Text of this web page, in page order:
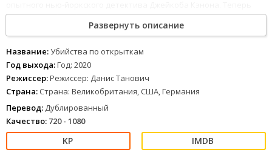
его цель - найти убийцу и отомстить.
Развернуть описание
Название:Убийства по открыткам
Год выхода:Год: 2020
Режиссер:Режиссер: Данис Танович
Страна: Страна: Великобритания, США, Германия
Перевод: Дублированный
Качество: 720 - 1080